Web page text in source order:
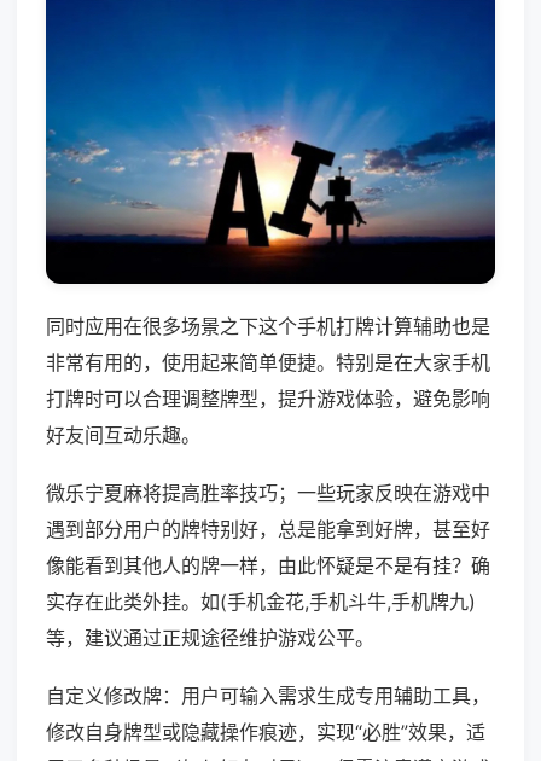
同时应用在很多场景之下这个手机打牌计算辅助也是
非常有用的，使用起来简单便捷。特别是在大家手机
打牌时可以合理调整牌型，提升游戏体验，避免影响
好友间互动乐趣。
微乐宁夏麻将提高胜率技巧；一些玩家反映在游戏中
遇到部分用户的牌特别好，总是能拿到好牌，甚至好
像能看到其他人的牌一样，由此怀疑是不是有挂？确
实存在此类外挂。如(手机金花,手机斗牛,手机牌九)
等，建议通过正规途径维护游戏公平。
自定义修改牌：用户可输入需求生成专用辅助工具，
修改自身牌型或隐藏操作痕迹，实现“必胜”效果，适